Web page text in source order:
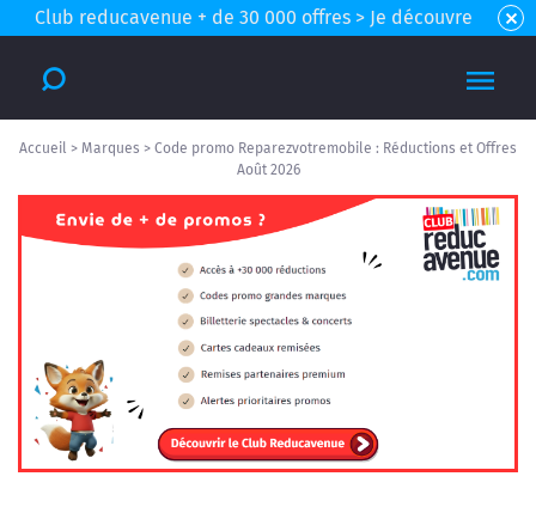
Club reducavenue + de 30 000 offres > Je découvre
Accueil > Marques > Code promo Reparezvotremobile : Réductions et Offres
Août 2026